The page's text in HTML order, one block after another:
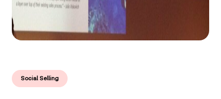
Social Selling